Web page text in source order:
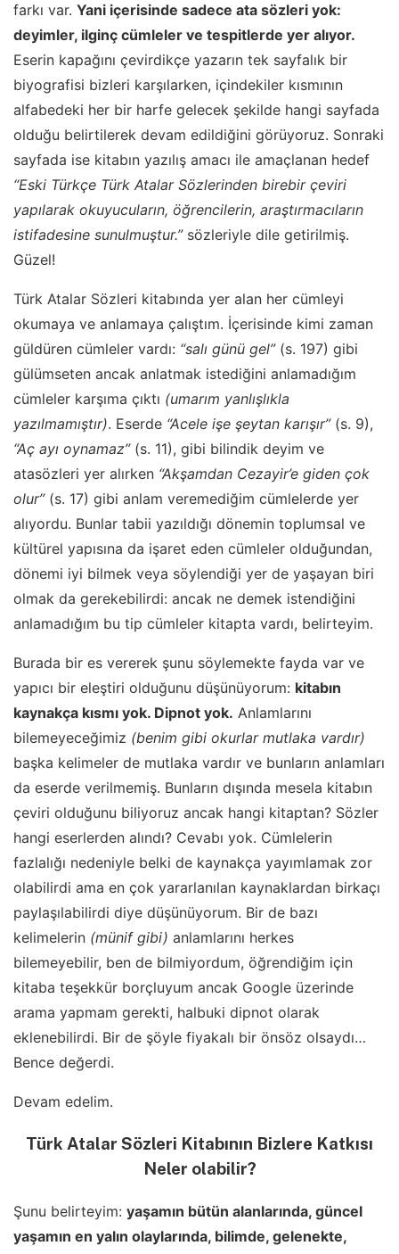
farkı var. Yani içerisinde sadece ata sözleri yok:
deyimler, ilginç cümleler ve tespitlerde yer alıyor.
Eserin kapağını çevirdikçe yazarın tek sayfalık bir
biyografisi bizleri karşılarken, içindekiler kısmının
alfabedeki her bir harfe gelecek şekilde hangi sayfada
olduğu belirtilerek devam edildiğini görüyoruz. Sonraki
sayfada ise kitabın yazılış amacı ile amaçlanan hedef
“Eski Türkçe Türk Atalar Sözlerinden birebir çeviri
yapılarak okuyucuların, öğrencilerin, araştırmacıların
istifadesine sunulmuştur.”sözleriyle dile getirilmiş.
Güzel!
Türk Atalar Sözleri kitabında yer alan her cümleyi
okumaya ve anlamaya çalıştım. İçerisinde kimi zaman
güldüren cümleler vardı: “salı günü gel”(s. 197) gibi
gülümseten ancak anlatmak istediğini anlamadığım
cümleler karşıma çıktı (umarım yanlışlıkla
yazılmamıştır). Eserde “Acele işe şeytan karışır”(s. 9),
“Aç ayı oynamaz”(s. 11), gibi bilindik deyim ve
atasözleri yer alırken “Akşamdan Cezayir’e giden çok
olur”(s. 17) gibi anlam veremediğim cümlelerde yer
alıyordu. Bunlar tabii yazıldığı dönemin toplumsal ve
kültürel yapısına da işaret eden cümleler olduğundan,
dönemi iyi bilmek veya söylendiği yer de yaşayan biri
olmak da gerekebilirdi: ancak ne demek istendiğini
anlamadığım bu tip cümleler kitapta vardı, belirteyim.
Burada bir es vererek şunu söylemekte fayda var ve
yapıcı bir eleştiri olduğunu düşünüyorum: kitabın
kaynakça kısmı yok. Dipnot yok. Anlamlarını
bilemeyeceğimiz (benim gibi okurlar mutlaka vardır)
başka kelimeler de mutlaka vardır ve bunların anlamları
da eserde verilmemiş. Bunların dışında mesela kitabın
çeviri olduğunu biliyoruz ancak hangi kitaptan? Sözler
hangi eserlerden alındı? Cevabı yok. Cümlelerin
fazlalığı nedeniyle belki de kaynakça yayımlamak zor
olabilirdi ama en çok yararlanılan kaynaklardan birkaçı
paylaşılabilirdi diye düşünüyorum. Bir de bazı
kelimelerin (münif gibi) anlamlarını herkes
bilemeyebilir, ben de bilmiyordum, öğrendiğim için
kitaba teşekkür borçluyum ancak Google üzerinde
arama yapmam gerekti, halbuki dipnot olarak
eklenebilirdi. Bir de şöyle fiyakalı bir önsöz olsaydı…
Bence değerdi.
Devam edelim.
Türk Atalar Sözleri Kitabının Bizlere Katkısı
Neler olabilir?
Şunu belirteyim: yaşamın bütün alanlarında, güncel
yaşamın en yalın olaylarında, bilimde, gelenekte,